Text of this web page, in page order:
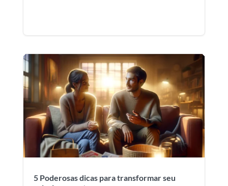
5 Poderosas dicas para transformar seu